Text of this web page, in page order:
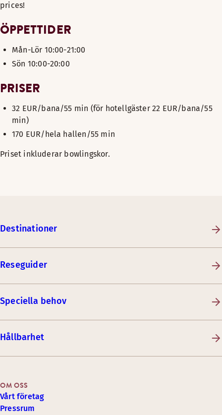
prices!
ÖPPETTIDER
Mån-Lör 10:00-21:00
Sön 10:00-20:00
PRISER
32 EUR/bana/55 min (för hotellgäster 22 EUR/bana/55
min)
170 EUR/hela hallen/55 min
Priset inkluderar bowlingskor.
Destinationer
Reseguider
Speciella behov
Hållbarhet
OM OSS
Vårt företag
Pressrum